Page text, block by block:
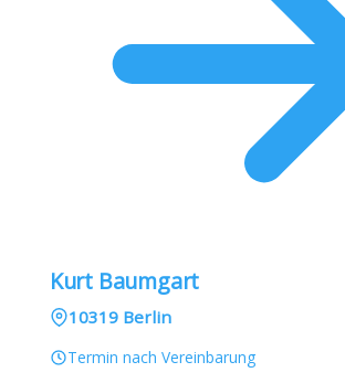
Kurt Baumgart
10319 Berlin
Termin nach Vereinbarung